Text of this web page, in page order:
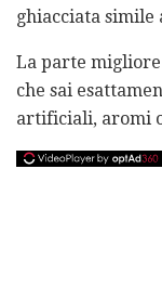
ghiacciata simile
La parte
che sai
artificiali, aromi